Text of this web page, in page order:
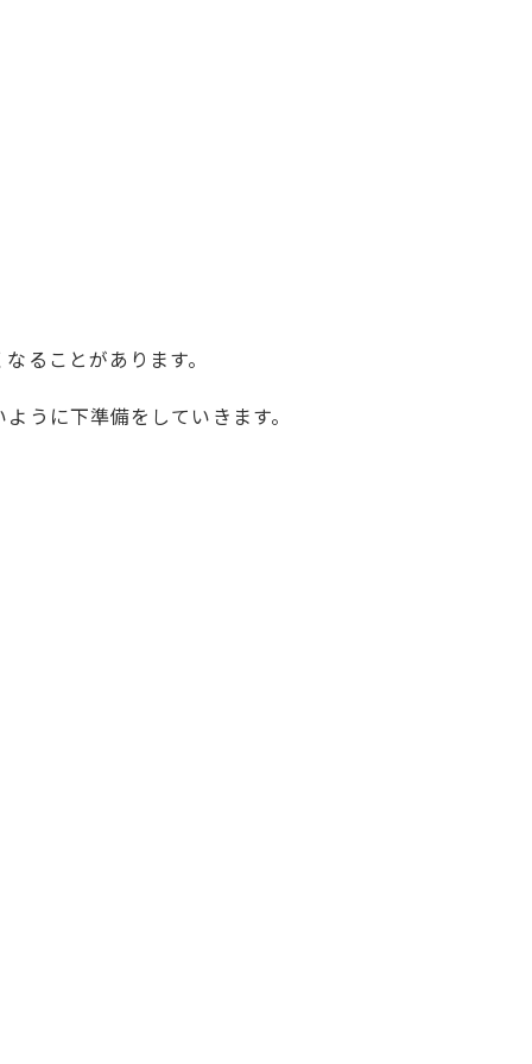
ることがあります。
うに下準備をしていきます。